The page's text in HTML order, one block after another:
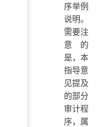
序举例
说明。
需要注
意的
是，本
指导意
见提及
的部分
审计程
序，属